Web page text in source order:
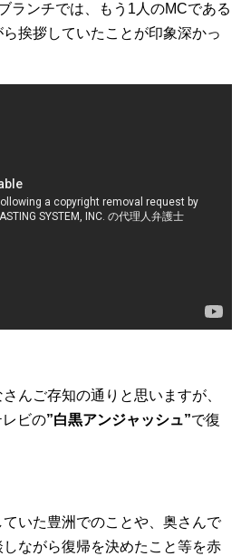
ランチでは、もう1人のMCである
挨拶していたことが印象深かっ
んご存知の通りと思いますが、
ビの”白黒アンジャッシュ”で復
いた豊洲でのことや、奥さんで
ながら復帰を決めたこと等を赤